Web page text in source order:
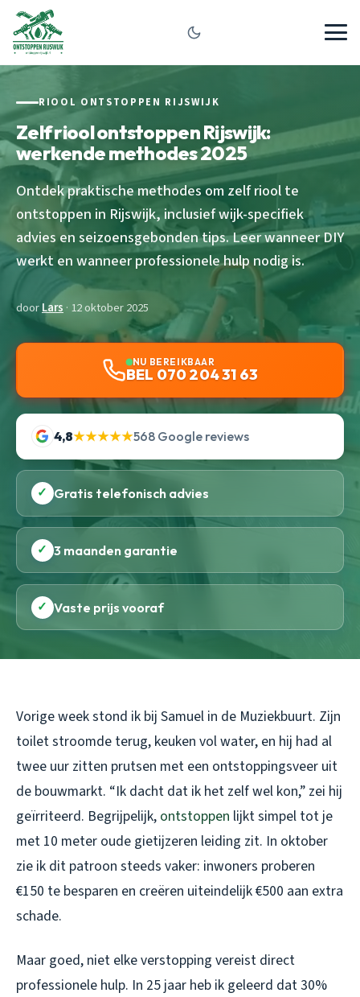
RIOOL ONTSTOPPEN RIJSWIJK
Zelf riool ontstoppen Rijswijk:
werkende methodes 2025
Ontdek praktische methodes om zelf riool te
ontstoppen in Rijswijk, inclusief wijk-specifiek
advies en seizoensgebonden tips. Leer wanneer DIY
werkt en wanneer professionele hulp nodig is.
doorLars · 12 oktober 2025
NU BEREIKBAAR
BEL 070 204 31 63
4,8★★★★★568 Google reviews
✓ Gratis telefonisch advies
✓ 3 maanden garantie
✓ Vaste prijs vooraf
Vorige week stond ik bij Samuel in de Muziekbuurt. Zijn
toilet stroomde terug, keuken vol water, en hij had al
twee uur zitten prutsen met een ontstoppingsveer uit
de bouwmarkt. “Ik dacht dat ik het zelf wel kon,” zei hij
geïrriteerd. Begrijpelijk, ontstoppen lijkt simpel tot je
met 10 meter oude gietijzeren leiding zit. In oktober
zie ik dit patroon steeds vaker: inwoners proberen
€150 te besparen en creëren uiteindelijk €500 aan extra
schade.
Maar goed, niet elke verstopping vereist direct
professionele hulp. In 25 jaar heb ik geleerd dat 30%